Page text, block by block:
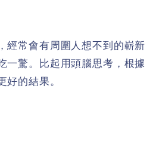
經常會有周圍人想不到的嶄新
一驚。比起用頭腦思考，根據
好的結果。